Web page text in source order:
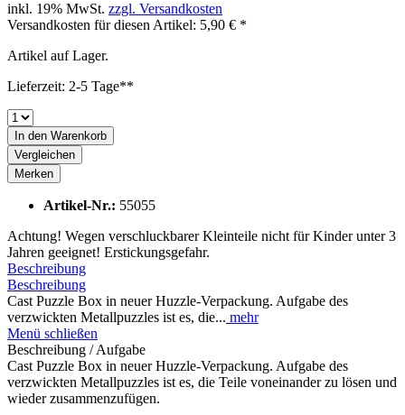
inkl. 19% MwSt. zzgl. Versandkosten
Versandkosten für diesen Artikel: 5,90 € *
Artikel auf Lager.
Lieferzeit: 2-5 Tage**
In den Warenkorb
Vergleichen
Merken
Artikel-Nr.: 55055
Achtung! Wegen verschluckbarer Kleinteile nicht für Kinder unter 3
Jahren geeignet! Erstickungsgefahr.
Beschreibung
Beschreibung
Cast Puzzle Box in neuer Huzzle-Verpackung. Aufgabe des
verzwickten Metallpuzzles ist es, die... mehr
Menü schließen
Beschreibung / Aufgabe
Cast Puzzle Box in neuer Huzzle-Verpackung. Aufgabe des
verzwickten Metallpuzzles ist es, die Teile voneinander zu lösen und
wieder zusammenzufügen.